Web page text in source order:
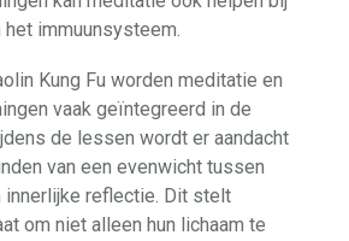
immuunsysteem.
Kung Fu worden meditatie en
vaak geïntegreerd in de
de lessen wordt er aandacht
van een evenwicht tussen
reflectie. Dit stelt
om niet alleen hun lichaam te